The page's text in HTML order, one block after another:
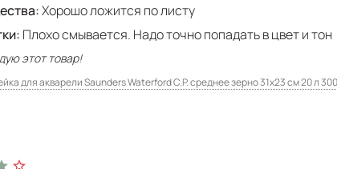
Хорошо ложится по листу
Плохо смывается. Надо точно попадать в цвет и тон
этот товар!
для акварели Saunders Waterford C.P. среднее зерно 31х23 см 20 л